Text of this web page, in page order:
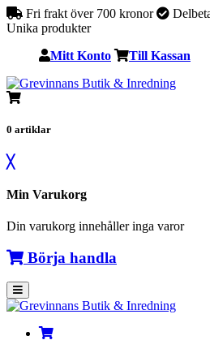
Fri frakt över 700 kronor
Unika produkter
Mitt Konto Till Kassan
0 artiklar
╳
Min Varukorg
Din varukorg innehåller inga varor
Börja handla